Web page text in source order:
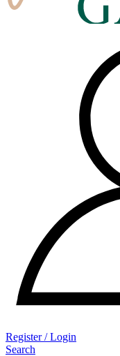
Register / Login
Search